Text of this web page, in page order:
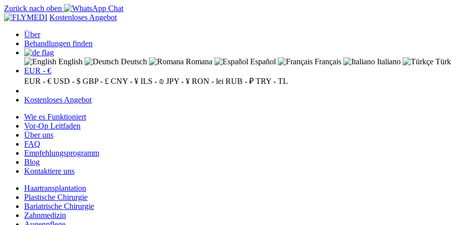
Zurück nach oben
Kostenloses Angebot
Über
Behandlungen finden
English Deutsch Romana Español Français Italiano
EUR - €
EUR - € USD - $ GBP - £ CNY - ¥ ILS - ₪ JPY - ¥ RON - lei RUB - ₽ TRY - TL
Kostenloses Angebot
Wie es Funktioniert
Vor-Op Leitfaden
Über uns
FAQ
Empfehlungsprogramm
Blog
Kontaktiere uns
Haartransplantation
Plastische Chirurgie
Bariatrische Chirurgie
Zahnmedizin